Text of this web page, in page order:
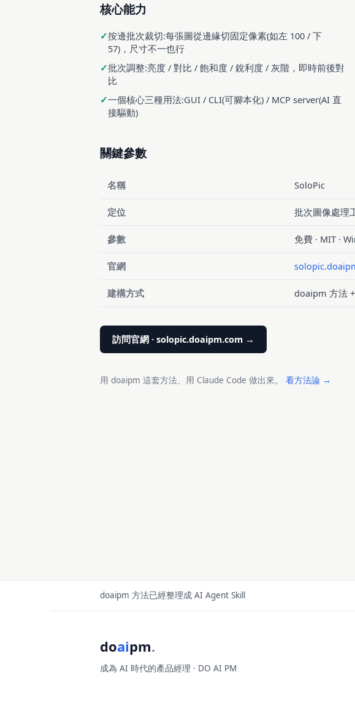
核心能力
按邊批次裁切:每張圖從邊緣切固定像素(如左 100 / 下
57)，尺寸不一也行
批次調整:亮度 / 對比 / 飽和度 / 銳利度 / 灰階，即時前後對
比
一個核心三種用法:GUI / CLI(可腳本化) / MCP server(AI 直
接驅動)
關鍵參數
名稱 SoloPic
定位 批次圖像處理
參數 免費 · MIT ·
官網
建構方式 doaipm 方法
訪問官網 · solopic.doaipm.com →
用 doaipm 這套方法、用 Claude Code 做出來。 看方法論 →
doaipm 方法已經整理成 AI Agent Skill
doaipm.
成為 AI 時代的產品經理 · DO AI PM